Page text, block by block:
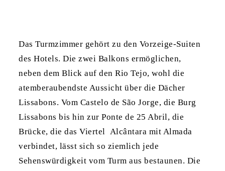
Das Turmzimmer gehört zu den Vorzeige-Suiten
des Hotels. Die zwei Balkons ermöglichen,
neben dem Blick auf den Rio Tejo, wohl die
atemberaubendste Aussicht über die Dächer
Lissabons. Vom Castelo de São Jorge, die Burg
Lissabons bis hin zur Ponte de 25 Abril, die
Brücke, die das Viertel Alcântara mit Almada
verbindet, lässt sich so ziemlich jede
Sehenswürdigkeit vom Turm aus bestaunen. Die